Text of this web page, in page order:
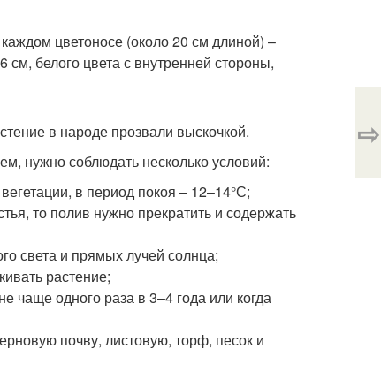
цветоносе (около 20 см длиной) –
белого цвета с внутренней стороны,
в народе прозвали выскочкой.
нужно соблюдать несколько условий:
в период покоя – 12–14°С;
то полив нужно прекратить и содержать
света и прямых лучей солнца;
растение;
чаще одного раза в 3–4 года или когда
почву, листовую, торф, песок и
⇨